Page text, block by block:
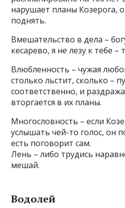
нарушает планы Козерога,
поднять.
Вмешательство в дела –
кесарево, я не лезу к тебе
Влюбленность – чужая
столько льстит, сколько –
соответственно, и
вторгается в их планы.
Многословность – если
услышать чей-то голос, он
есть поговорит сам.
Лень – либо трудись
мешай.
Водолей